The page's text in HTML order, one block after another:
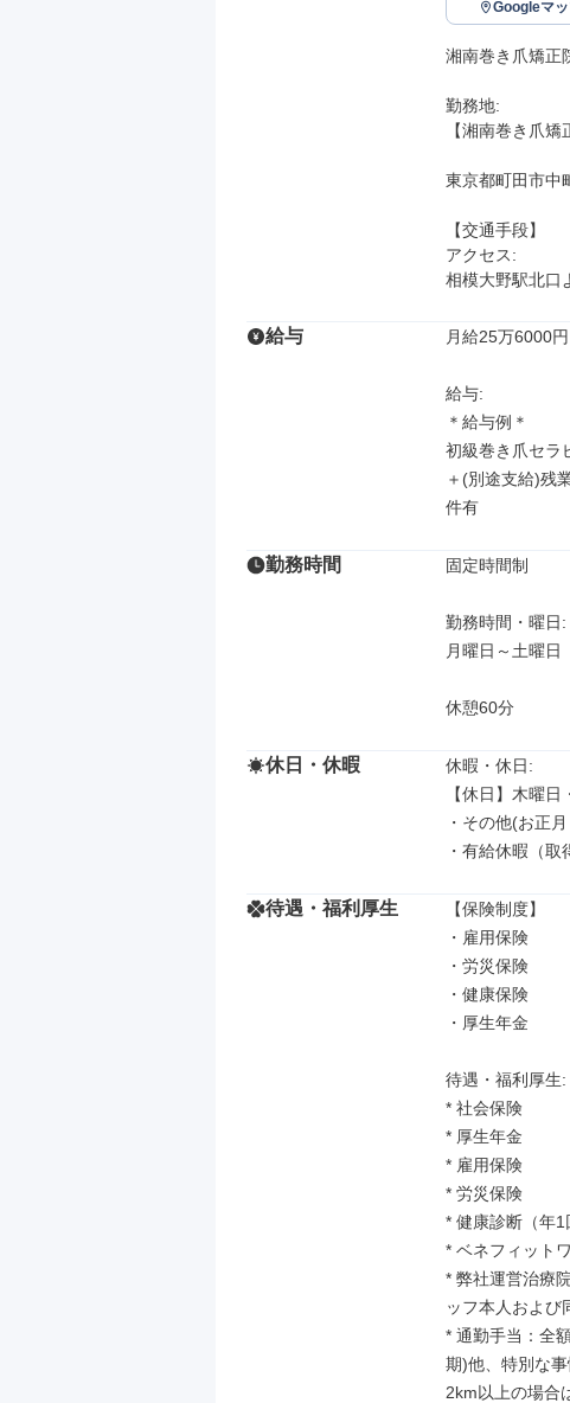
Googleマッ
湘南巻き爪矯正
勤務地:
【湘南巻き爪矯
東京都町田市中
【交通手段】
アクセス:
相模大野駅北口
給与 月給25万6000
給与:
＊給与例＊
初級巻き爪セラ
＋(別途支給)残
件有
勤務時間 固定時間制
勤務時間・曜日:
月曜日～土曜
休憩60分
休日・休暇
休暇・休日:
【休日】木曜
・その他(お正
・有給休暇（取
待遇・福利厚生
【保険制度】
・雇用保険
・労災保険
・健康保険
・厚生年金
待遇・福利厚生:
* 社会保険
* 厚生年金
* 雇用保険
* 労災保険
* 健康診断（年1
* ベネフィット
* 弊社運営治療
ッフ本人および
* 通勤手当：全
期)他、特別な
2km以上の場合